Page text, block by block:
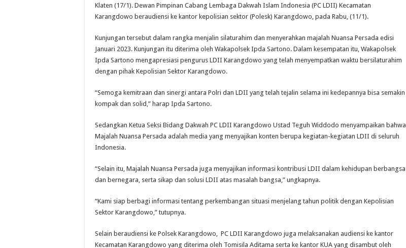
Klaten (17/1). Dewan Pimpinan Cabang Lembaga Dakwah Islam Indonesia (PC LDII) Kecamatan
Karangdowo beraudiensi ke kantor kepolisian sektor (Polesk) Karangdowo, pada Rabu, (11/1).
Kunjungan tersebut dalam rangka menjalin silaturahim dan menyerahkan majalah Nuansa Persada edisi
Januari 2023. Kunjungan itu diterima oleh Wakapolsek Ipda Sartono. Dalam kesempatan itu, Wakapolsek
Ipda Sartono mengapresiasi pengurus LDII Karangdowo yang telah menyempatkan waktu bersilaturahim
dengan pihak Kepolisian Sektor Karangdowo.
“Semoga kemitraan dan sinergi antara Polri dan LDII yang telah tejalin selama ini kedepannya bisa semakin
kompak dan solid,” harap Ipda Sartono.
Sedangkan Ketua Seksi Bidang Dakwah PC LDII Karangdowo Ustad Teguh Widdodo menyampaikan bahwa
Majalah Nuansa Persada adalah media yang menyajikan konten berupa kegiatan-kegiatan LDII di seluruh
Indonesia.
“Selain itu, Majalah Nuansa Persada juga menyajikan informasi kontribusi LDII dalam kehidupan berbangsa
dan bernegara, serta sikap dan solusi LDII atas masalah bangsa,” ungkapnya.
“Kami siap berbagi informasi tentang perkembangan situasi menjelang tahun politik dengan Kepolisian
Sektor Karangdowo,” tutupnya.
Selain beraudiensi ke Polsek Karangdowo, PC LDII Karangdowo juga melaksanakan audiensi ke kantor
Kecamatan Karangdowo yang diterima oleh Tomisila Aditama serta ke kantor KUA yang disambut oleh